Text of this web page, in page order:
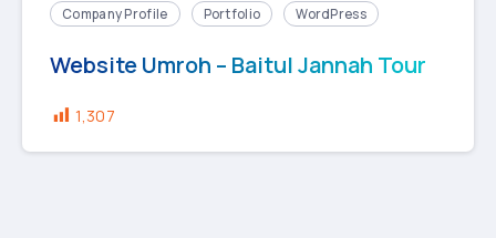
Company Profile Portfolio WordPress
Website Umroh – Baitul Jannah Tour
1,307